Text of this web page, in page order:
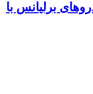
برلیانس با